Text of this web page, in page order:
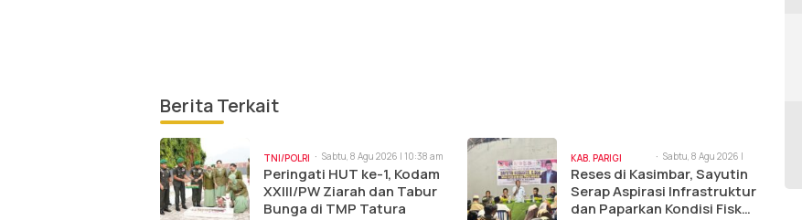
Berita Terkait
TNI/POLRI Sabtu, 8 Agu 2026 | 10:38 am
Peringati HUT ke-1, Kodam
XXIII/PW Ziarah dan Tabur
Bunga di TMP Tatura
KAB. PARIGI
MOUTONG
Sabtu, 8 Agu 2026 |
10:12 am
Reses di Kasimbar, Sayutin
Serap Aspirasi Infrastruktur
dan Paparkan Kondisi Fiskal